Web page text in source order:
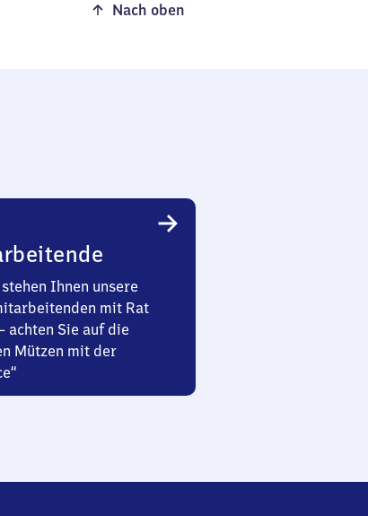
Nach oben
Ihnen unsere
mit Rat
achten Sie auf die
Mützen mit der